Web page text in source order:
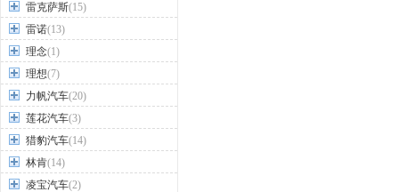
雷克萨斯(15)
雷诺(13)
理念(1)
理想(7)
力帆汽车(20)
莲花汽车(3)
猎豹汽车(14)
林肯(14)
凌宝汽车(2)